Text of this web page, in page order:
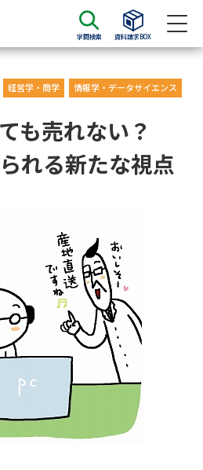
学問検索 資料請求BOX
資料検索
請求
募集要項＆願書
請求
大学院の資料請求
大学入学共通テスト「受験案
内」の請求
高等学校卒業程度認定試験
経営学・商学 情報学・データサイエンス
も売れない？
れる新たな視点